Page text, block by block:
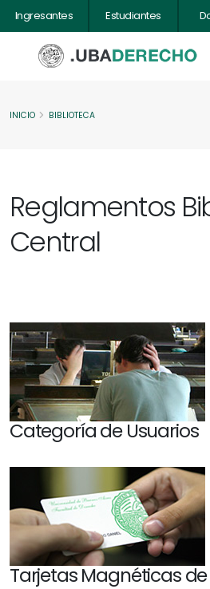
Ingresantes Estudiantes
INICIO BIBLIOTECA
Reglamentos
Central
Categoría de Usuarios
Tarjetas Magnéticas